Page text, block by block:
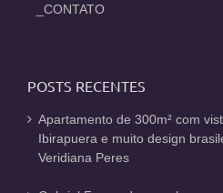
_CONTATO
POSTS RECENTES
Apartamento de 300m² com
Ibirapuera e muito design
Veridiana Peres